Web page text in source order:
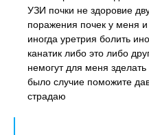
УЗИ почки не здоровие
поражения почек у меня
иногда уретрия болить
канатик либо это либо
немогут для меня
было случие поможите
страдаю